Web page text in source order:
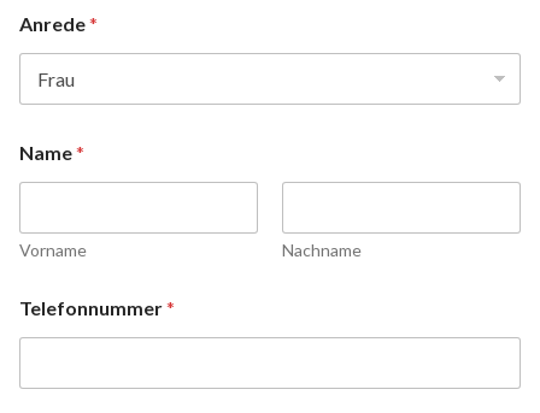
Anrede*
Name*
Vorname Nachname
Telefonnummer*